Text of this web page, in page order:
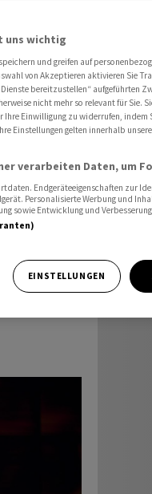
uns wichtig
und greifen auf
von Akzeptieren aktivieren Sie
bereitzustellen“ aufgeführten
nicht mehr so relevant für Sie.
Ihre Einwilligung zu widerrufen,
Einstellungen gelten innerhalb
verarbeiten Daten, um
Endgeräteeigenschaften zur
Personalisierte Werbung und
sowie Entwicklung und
EINSTELLUNGEN